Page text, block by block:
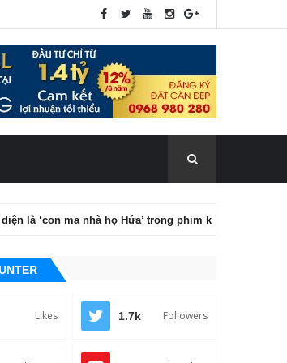
nhà họ Hứa’ trong phim kinh dị ‘Lầu chú Hỏa’
Likes 1.7k Followers